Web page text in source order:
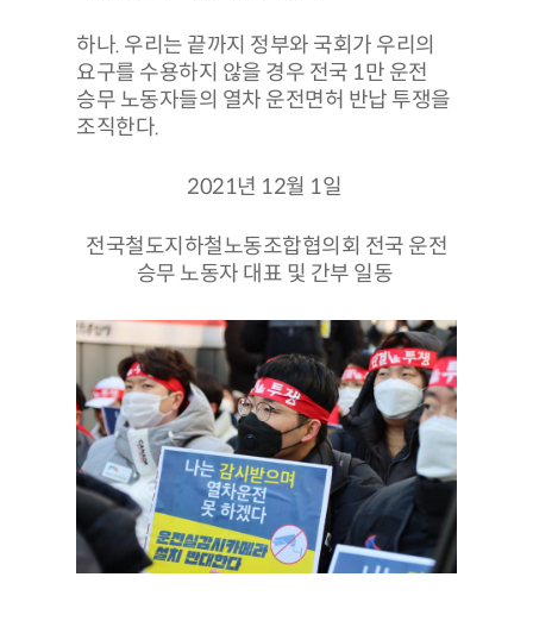
하나. 우리는 끝까지 정부와 국회가 우리의
요구를 수용하지 않을 경우 전국 1만 운전
승무 노동자들의 열차 운전면허 반납 투쟁을
조직한다.
2021년 12월 1일
전국철도지하철노동조합협의회 전국 운전
승무 노동자 대표 및 간부 일동